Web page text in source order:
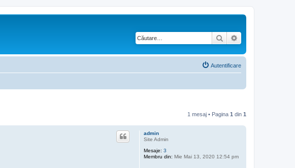
Căutare
Autentificare
1 mesaj • Pagina 1 din 1
admin
Site Admin
Mesaje: 3
Membru din: Mie Mai 13, 2020 12:54 pm